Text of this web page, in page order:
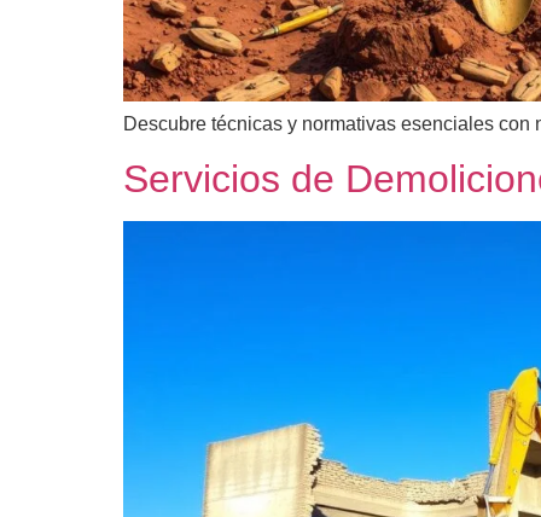
Descubre técnicas y normativas esenciales
Servicios de